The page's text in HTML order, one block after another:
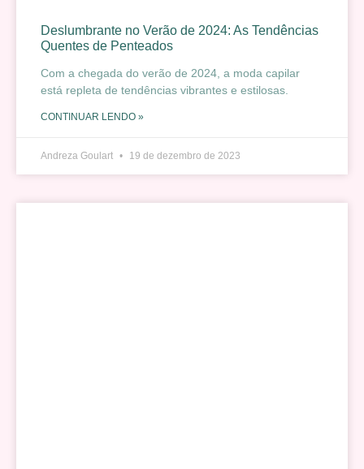
Deslumbrante no Verão de 2024: As Tendências
Quentes de Penteados
Com a chegada do verão de 2024, a moda capilar
está repleta de tendências vibrantes e estilosas.
CONTINUAR LENDO »
Andreza Goulart 19 de dezembro de 2023